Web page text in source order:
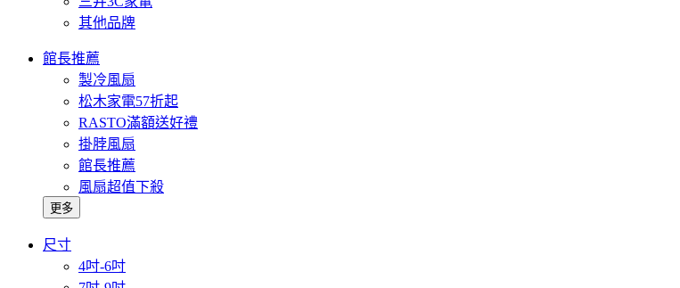
其他品牌
館長推薦
製冷風扇
松木家電57折起
RASTO滿額送好禮
掛脖風扇
館長推薦
風扇超值下殺
更多
尺寸
4吋-6吋